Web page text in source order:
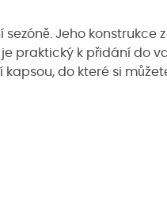
Jeho konstrukce
praktický k přidání do
kapsou, do které si